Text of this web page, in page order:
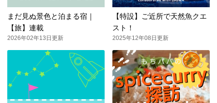
まだ見ぬ景色と泊まる宿｜
【旅】連載
2026年02年13日更新
【特設】ご近所で天然魚クエ
スト！
2025年12年08日更新